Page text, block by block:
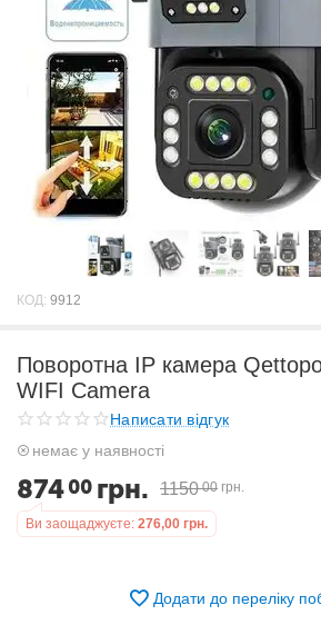
КОД: 9912
Поворотна IP камера
WIFI Camera
Написати відгук
немає у наявності
87400 грн. 1150 00 грн.
Ви заощаджуєте: 276,00 грн.
Додати до переліку